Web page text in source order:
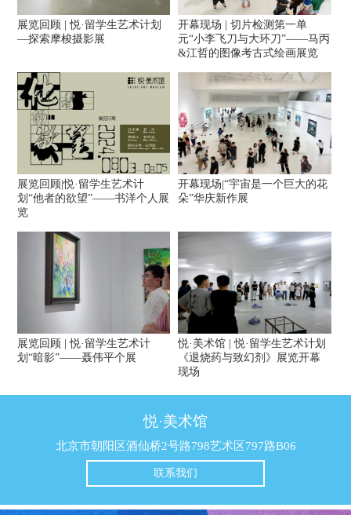
展览回顾 | 悦·留学生艺术计划
—探索摩梭摄影展
开幕现场 | 切片检测第一单
元“小李飞刀与大环刀”——马丙
&江哲的图像考古式绘画展览
展览回顾|悦·留学生艺术计
划“他者的欲望”——书洋个人展
览
开幕现场|“宇宙是一个巨大的花
朵”华庆新作展
展览回顾 | 悦·留学生艺术计
划“暗影”——聂伟平个展
悦·美术馆 | 悦·留学生艺术计划
《退烧药与致幻剂》展览开幕
现场
悦·美术馆
北京市朝阳区酒仙桥2号路798艺术区797路B06
联系我们